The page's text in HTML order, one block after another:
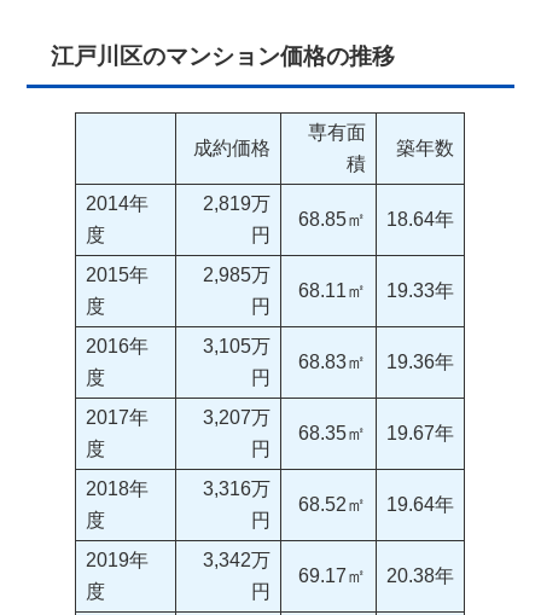
江戸川区のマンション価格の推移
成約価格
専有面
積
築年数
2014年
度
2,819万
円
68.85㎡ 18.64年
2015年
度
2,985万
円
68.11㎡ 19.33年
2016年
度
3,105万
円
68.83㎡ 19.36年
2017年
度
3,207万
円
68.35㎡ 19.67年
2018年
度
3,316万
円
68.52㎡ 19.64年
2019年
度
3,342万
円
69.17㎡ 20.38年